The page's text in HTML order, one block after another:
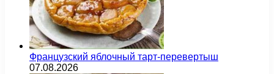
Французский яблочный тарт-перевертыш
07.08.2026